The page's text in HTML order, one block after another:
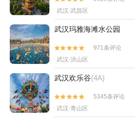
武汉·武昌区
武汉玛雅海滩水公园


971条评论
武汉·洪山区
武汉欢乐谷(4A)


5345条评论
武汉·青山区